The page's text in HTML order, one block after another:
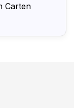
Carten